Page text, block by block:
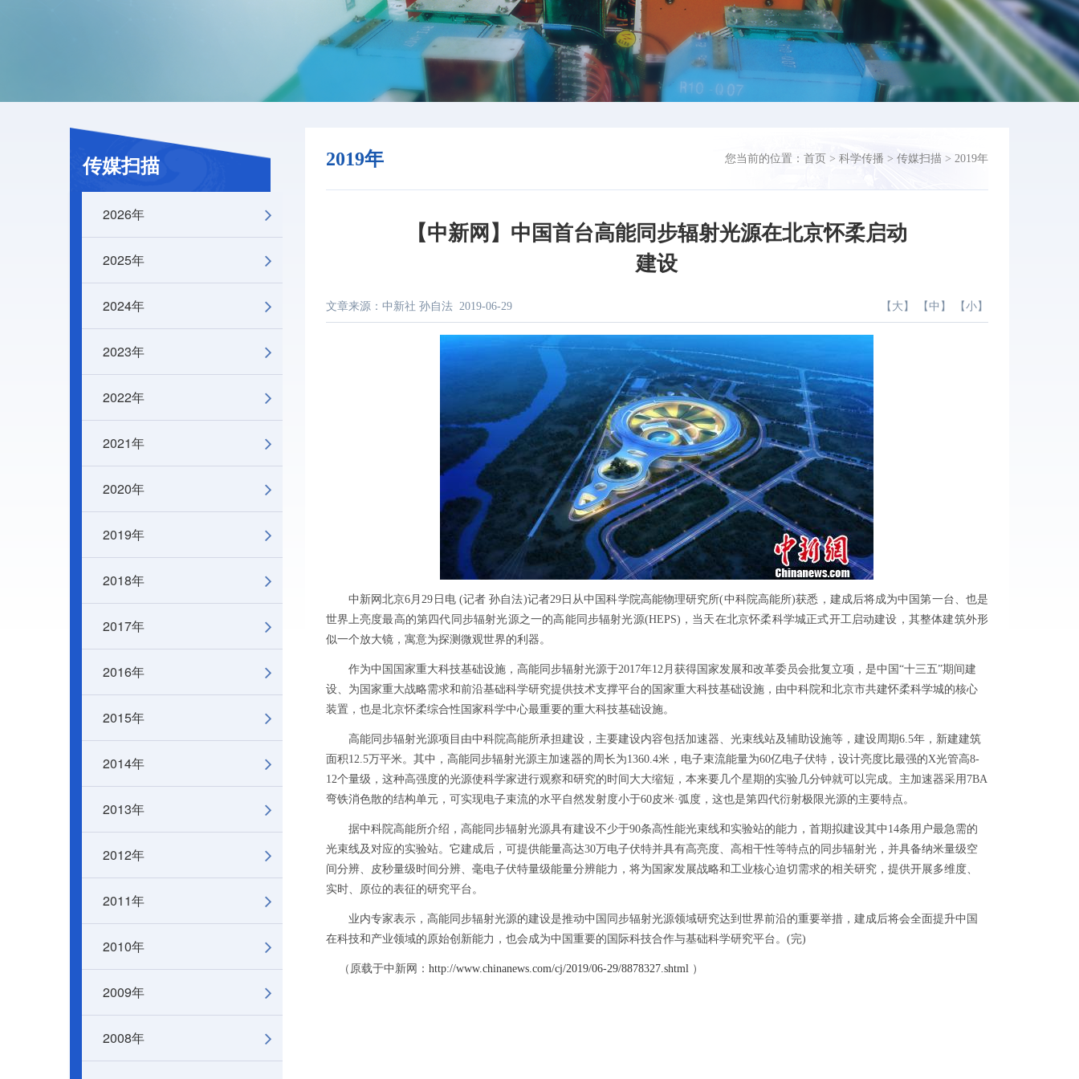
传媒扫描
2026年
2025年
2024年
2023年
2022年
2021年
2020年
2019年
2018年
2017年
2016年
2015年
2014年
2013年
2012年
2011年
2010年
2009年
2008年
2019年 您当前的位置： 首页 > 科学传播 > 传媒扫描 > 2019年
【中新网】中国首台高能同步辐射光源在北京怀柔启动
建设
文章来源：中新社 孙自法 2019-06-29 【 大 】 【中 】 【小】
中新网北京6月29日电 (记者 孙自法)记者29日从中国科学院高能物理研究所(中科院高能所)获悉，建成后将成为中国第一台、也是
世界上亮度最高的第四代同步辐射光源之一的高能同步辐射光源(HEPS)，当天在北京怀柔科学城正式开工启动建设，其整体建筑外形
似一个放大镜，寓意为探测微观世界的利器。
作为中国国家重大科技基础设施，高能同步辐射光源于2017年12月获得国家发展和改革委员会批复立项，是中国“十三五”期间建
设、为国家重大战略需求和前沿基础科学研究提供技术支撑平台的国家重大科技基础设施，由中科院和北京市共建怀柔科学城的核心
装置，也是北京怀柔综合性国家科学中心最重要的重大科技基础设施。
高能同步辐射光源项目由中科院高能所承担建设，主要建设内容包括加速器、光束线站及辅助设施等，建设周期6.5年，新建建筑
面积12.5万平米。其中，高能同步辐射光源主加速器的周长为1360.4米，电子束流能量为60亿电子伏特，设计亮度比最强的X光管高8-
12个量级，这种高强度的光源使科学家进行观察和研究的时间大大缩短，本来要几个星期的实验几分钟就可以完成。主加速器采用7BA
弯铁消色散的结构单元，可实现电子束流的水平自然发射度小于60皮米·弧度，这也是第四代衍射极限光源的主要特点。
据中科院高能所介绍，高能同步辐射光源具有建设不少于90条高性能光束线和实验站的能力，首期拟建设其中14条用户最急需的
光束线及对应的实验站。它建成后，可提供能量高达30万电子伏特并具有高亮度、高相干性等特点的同步辐射光，并具备纳米量级空
间分辨、皮秒量级时间分辨、毫电子伏特量级能量分辨能力，将为国家发展战略和工业核心迫切需求的相关研究，提供开展多维度、
实时、原位的表征的研究平台。
业内专家表示，高能同步辐射光源的建设是推动中国同步辐射光源领域研究达到世界前沿的重要举措，建成后将会全面提升中国
在科技和产业领域的原始创新能力，也会成为中国重要的国际科技合作与基础科学研究平台。(完)
（原载于中新网： http://www.chinanews.com/cj/2019/06-29/8878327.shtml ）